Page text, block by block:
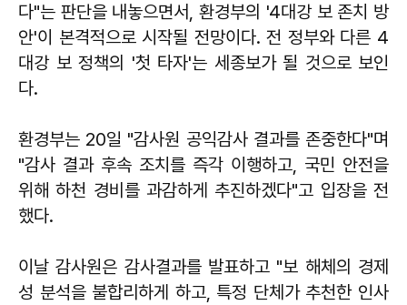
다"는 판단을 내놓으면서, 환경부의 '4대강 보 존치 방
안'이 본격적으로 시작될 전망이다. 전 정부와 다른 4
대강 보 정책의 '첫 타자'는 세종보가 될 것으로 보인
다.
환경부는 20일 "감사원 공익감사 결과를 존중한다"며
"감사 결과 후속 조치를 즉각 이행하고, 국민 안전을
위해 하천 경비를 과감하게 추진하겠다"고 입장을 전
했다.
이날 감사원은 감사결과를 발표하고 "보 해체의 경제
성 분석을 불합리하게 하고, 특정 단체가 추천한 인사